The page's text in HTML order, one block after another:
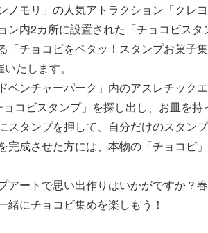
モリ」の人気アトラクション「クレ
ン内2カ所に設置された「チョコビスタ
チョコビをペタッ！スタンプお菓子
たします。
ベンチャーパーク」内のアスレチック
コビスタンプ」を探し出し、お皿を持
タンプを押して、自分だけのスタン
成させた方には、本物の「チョコビ
アートで思い出作りはいかがですか？
にチョコビ集めを楽しもう！